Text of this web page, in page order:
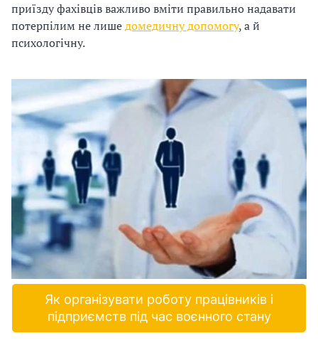
приїзду фахівців важливо вміти правильно надавати
потерпілим не лишедомедичну допомогу, а й
психологічну.
Як організувати роботу працівників і
підприємств під час воєнного стану
й
й
а
н